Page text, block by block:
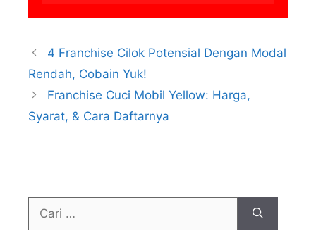
4 Franchise Cilok Potensial Dengan Modal
Rendah, Cobain Yuk!
Franchise Cuci Mobil Yellow: Harga,
Syarat, & Cara Daftarnya